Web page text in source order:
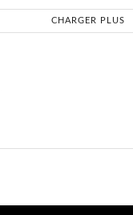
CHARGER PLUS